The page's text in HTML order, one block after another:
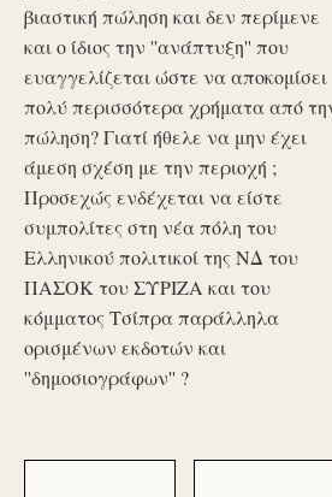
βιαστική πώληση και δεν περίμενε
και ο ίδιος την ''ανάπτυξη'' που
ευαγγελίζεται ώστε να αποκομίσει
πολύ περισσότερα χρήματα από
πώληση? Γιατί ήθελε να μην έχει
άμεση σχέση με την περιοχή ;
Προσεχώς ενδέχεται να είστε
συμπολίτες στη νέα πόλη του
Ελληνικού πολιτικοί της ΝΔ του
ΠΑΣΟΚ του ΣΥΡΙΖΑ και του
κόμματος Τσίπρα παράλληλα
ορισμένων εκδοτών και
''δημοσιογράφων'' ?